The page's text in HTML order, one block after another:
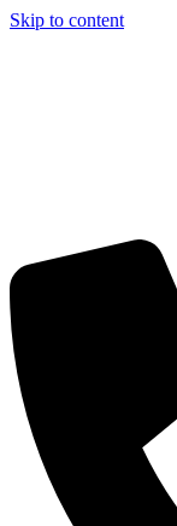
Skip to content